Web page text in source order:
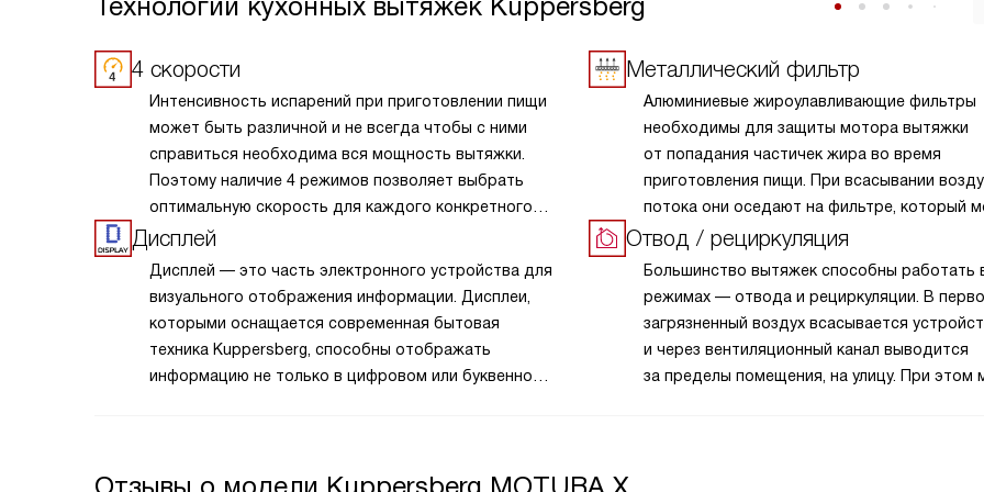
Технологии кухонных вытяжек Kuppersberg
4 скорости
Интенсивность испарений при приготовлении пищи
может быть различной и не всегда чтобы с ними
справиться необходима вся мощность вытяжки.
Поэтому наличие 4 режимов позволяет выбрать
оптимальную скорость для каждого конкретного
случая.
Дисплей
Дисплей — это часть электронного устройства для
визуального отображения информации. Дисплеи,
которыми оснащается современная бытовая
техника Kuppersberg, способны отображать
информацию не только в цифровом или буквенном
Металлический фильтр
Алюминиевые жироулавливающие фильтры
необходимы для защиты мотора вытяжки
от попадания частичек жира во время
приготовления пищи. При всасывании
потока они оседают на фильтре, который
легко снять и очистить.
Отвод / рециркуляция
Большинство вытяжек способны работать
режимах — отвода и рециркуляции. В
загрязненный воздух всасывается
и через вентиляционный канал выводится
за пределы помещения, на улицу. При этом
Отзывы о модели Kuppersberg MOTUBA X